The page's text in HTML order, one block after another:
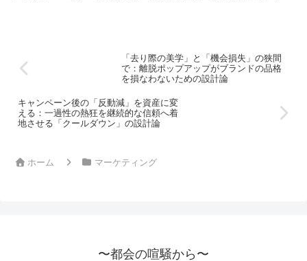
「去り際の美学」と「機会損失」の狭間
で：離脱ポップアップがブランドの品格
を損なわないための設計論
キャンペーン後の「反動減」を資産に変
える：一過性の熱狂を継続的な信頼へ着
地させる「クールダウン」の設計論
ホーム マーケティング
〜都会の喧騒から〜